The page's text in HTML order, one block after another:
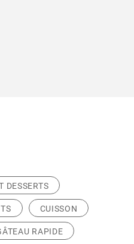
DESSERTS
CUISSON
RAPIDE